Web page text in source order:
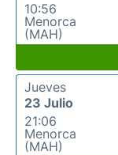
10:56
Menorca
(MAH)
Jueves
23 Julio
21:06
Menorca
(MAH)